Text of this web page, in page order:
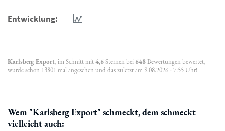
Entwicklung:
Karlsberg Export, im Schnitt mit4,6Sternen bei 648Bewertungen bewertet,
wurde schon 13801 mal angesehen und das zuletzt am 9.08.2026 - 7:55 Uhr!
Wem "Karlsberg Export" schmeckt, dem schmeckt
vielleicht auch: